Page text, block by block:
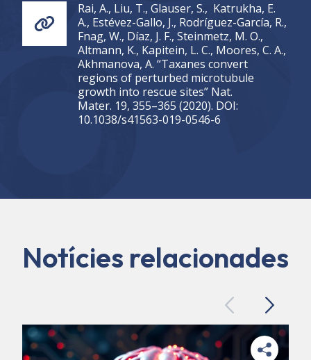
Rai, A., Liu, T., Glauser, S., Katrukha, E.
A., Estévez-Gallo, J., Rodríguez-García, R.,
Fnag, W., Díaz, J. F., Steinmetz, M. O.,
Altmann, K., Kapitein, L. C., Moores, C. A.,
Akhmanova, A. “Taxanes convert
regions of perturbed microtubule
growth into rescue sites” Nat.
Mater. 19, 355–365 (2020). DOI:
10.1038/s41563-019-0546-6
Notícies relacionades
PreviousNext